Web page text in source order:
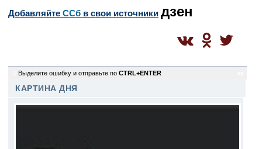
Добавляйте CСб в свои источники дзен
Выделите ошибку и отправьте по CTRL+ENTER
КАРТИНА ДНЯ